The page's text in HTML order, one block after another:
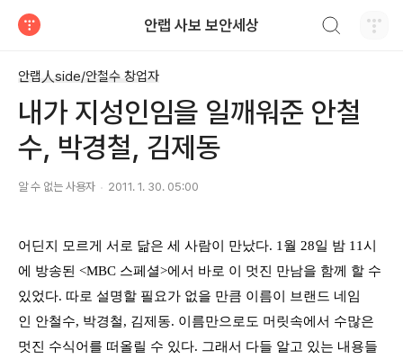
안랩 사보 보안세상
안랩人side/안철수 창업자
내가 지성인임을 일깨워준 안철
수, 박경철, 김제동
알 수 없는 사용자 2011. 1. 30. 05:00
어딘지 모르게 서로 닮은 세 사람이 만났다. 1월 28일 밤 11시
에 방송된 <MBC 스페셜>에서 바로 이 멋진 만남을 함께 할 수
있었다. 따로 설명할 필요가 없을 만큼 이름이 브랜드 네임
인 안철수, 박경철, 김제동. 이름만으로도 머릿속에서 수많은
멋진 수식어를 떠올릴 수 있다. 그래서 다들 알고 있는 내용들